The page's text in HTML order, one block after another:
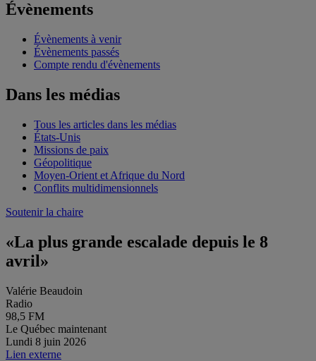
Évènements
Évènements à venir
Évènements passés
Compte rendu d'évènements
Dans les médias
Tous les articles dans les médias
États-Unis
Missions de paix
Géopolitique
Moyen-Orient et Afrique du Nord
Conflits multidimensionnels
Soutenir la chaire
«La plus grande escalade depuis le 8
avril»
Valérie Beaudoin
Radio
98,5 FM
Le Québec maintenant
Lundi 8 juin 2026
Lien externe